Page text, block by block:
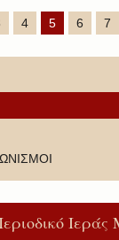
4 5 6 7
Ιεράς